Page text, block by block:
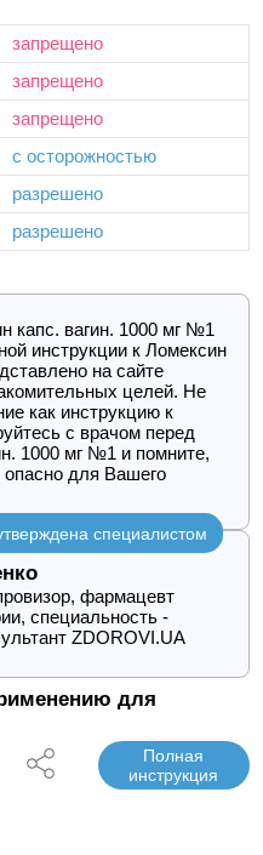
запрещено
запрещено
запрещено
с осторожностью
разрешено
разрешено
капс. вагин. 1000 мг №1
инструкции к Ломексин
на сайте
целей. Не
как инструкцию к
с врачом перед
1000 мг №1 и помните,
для Вашего
специалистом
фармацевт
специальность -
ZDOROVI.UA
для
Полная
инструкция